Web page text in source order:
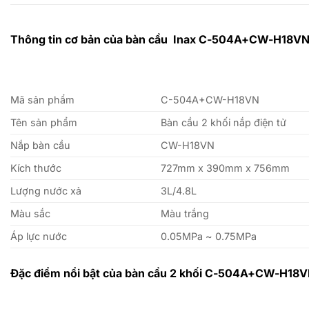
Thông tin cơ bản của bàn cầu Inax C-504A+CW-H18VN
Mã sản phẩm
C-504A+CW-H18VN
Tên sản phẩm
Bàn cầu 2 khối nắp điện tử
Nắp bàn cầu
CW-H18VN
Kích thước
727mm x 390mm x 756mm
Lượng nước xả
3L/4.8L
Màu sắc
Màu trắng
Áp lực nước
0.05MPa ~ 0.75MPa
Đặc điểm nổi bật của bàn cầu 2 khối C-504A+CW-